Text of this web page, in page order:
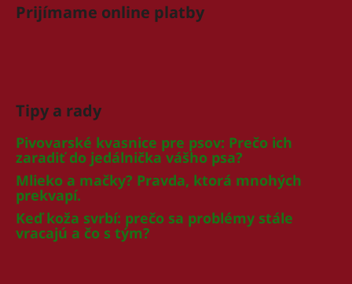
Prijímame online platby
Tipy a rady
Pivovarské kvasnice pre psov: Prečo ich
zaradiť do jedálnička vášho psa?
Mlieko a mačky? Pravda, ktorá mnohých
prekvapí.
Keď koža svrbí: prečo sa problémy stále
vracajú a čo s tým?